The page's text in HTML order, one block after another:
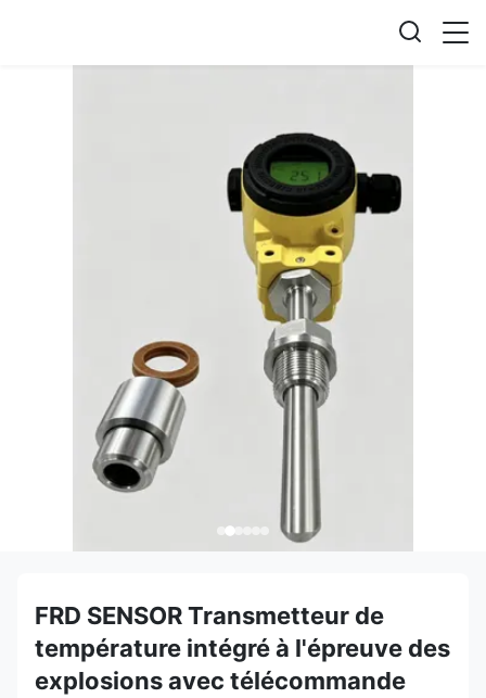
FRD SENSOR Transmetteur de
température intégré à l'épreuve des
explosions avec télécommande